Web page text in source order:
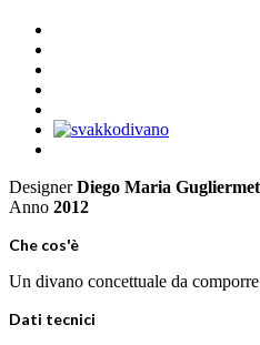
DesignerDiego Maria
Anno 2012
Che cos'è
Un divano concettuale da
Dati tecnici